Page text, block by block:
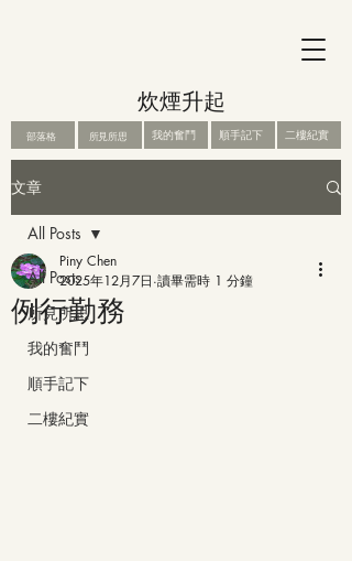
炊煙升起
所見所思 我的奮鬥 順手記下
部落格 二樓紀實
文章
All Posts
所見所思
我的奮鬥
順手記下
二樓紀實
All Posts
例行勤務
Piny Chen
2025年12月7日 讀畢需時 1 分鐘